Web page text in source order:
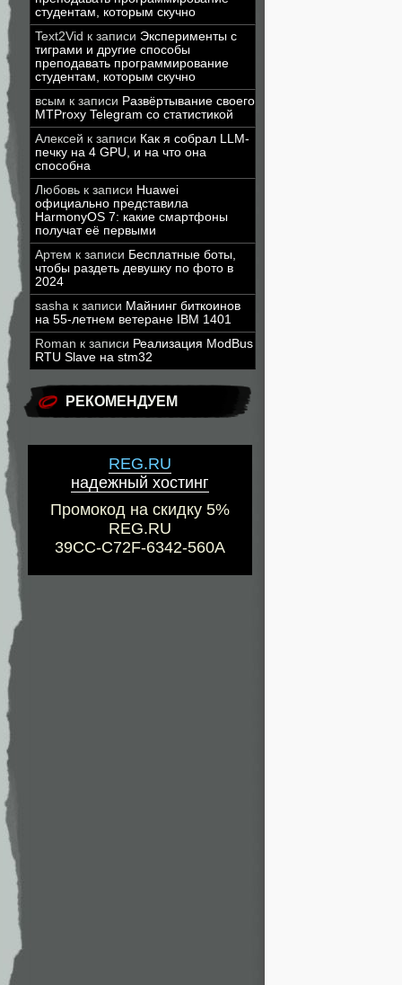
студентам, которым скучно
Text2Vid к записи Эксперименты с
тиграми и другие способы
преподавать программирование
студентам, которым скучно
всым к записи Развёртывание своего
MTProxy Telegram со статистикой
Алексей к записи Как я собрал LLM-
печку на 4 GPU, и на что она
способна
Любовь к записи Huawei
официально представила
HarmonyOS 7: какие смартфоны
получат её первыми
Артем к записи Бесплатные боты,
чтобы раздеть девушку по фото в
2024
sasha к записи Майнинг биткоинов
на 55-летнем ветеране IBM 1401
Roman к записи Реализация ModBus
RTU Slave на stm32
РЕКОМЕНДУЕМ
REG.RU
надежный хостинг
Промокод на скидку 5%
REG.RU
39CC-C72F-6342-560A